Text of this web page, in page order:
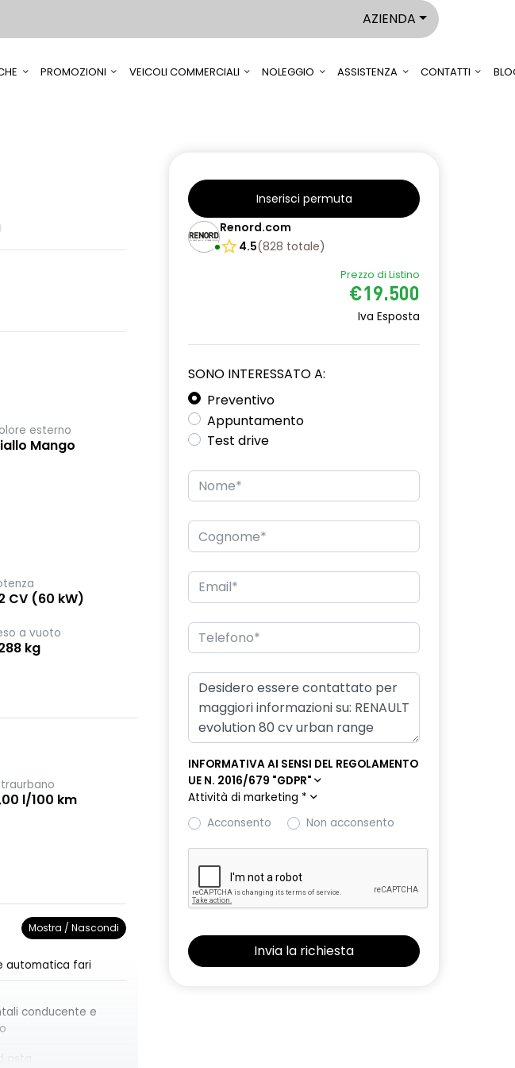
AZIENDA
PROMOZIONI VEICOLI COMMERCIALI NOLEGGIO ASSISTENZA CONTATTI
esterno
Mango
CV (60 kW)
a vuoto
kg
l/100 km
Mostra / Nascondi
automatica fari
conducente e
Inserisci permuta
Renord.com
4.5(828 totale)
Prezzo di Listino
€19.500
Iva Esposta
SONO INTERESSATO A:
Preventivo
Appuntamento
Test drive
INFORMATIVA AI SENSI DEL REGOLAMENTO
UE N. 2016/679 "GDPR"
Attività di marketing *
Acconsento
Non acconsento